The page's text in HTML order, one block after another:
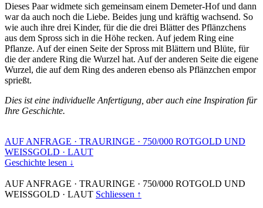
Dieses Paar widmete sich gemeinsam einem Demeter-Hof und dann
war da auch noch die Liebe. Beides jung und kräftig wachsend. So
wie auch ihre drei Kinder, für die die drei Blätter des Pflänzchens
aus dem Spross sich in die Höhe recken. Auf jedem Ring eine
Pflanze. Auf der einen Seite der Spross mit Blättern und Blüte, für
die der andere Ring die Wurzel hat. Auf der anderen Seite die eigene
Wurzel, die auf dem Ring des anderen ebenso als Pflänzchen empor
sprießt.
Dies ist eine individuelle Anfertigung, aber auch eine Inspiration für
Ihre Geschichte.
AUF ANFRAGE · TRAURINGE · 750/000 ROTGOLD UND
WEISSGOLD · LAUT
Geschichte lesen ↓
AUF ANFRAGE · TRAURINGE · 750/000 ROTGOLD UND
WEISSGOLD · LAUT Schliessen ↑